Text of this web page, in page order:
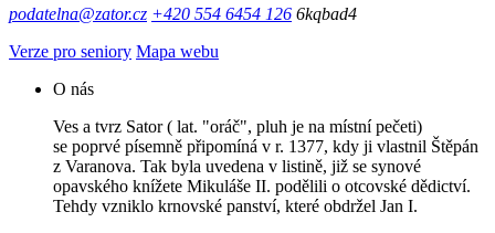
podatelna@zator.cz +420 554 6454 126 6kqbad4
Verze pro seniory Mapa webu
O nás
Ves a tvrz Sator ( lat. "oráč", pluh je na místní pečeti)
se poprvé písemně připomíná v r. 1377, kdy ji vlastnil Štěpán
z Varanova. Tak byla uvedena v listině, již se synové
opavského knížete Mikuláše II. podělili o otcovské dědictví.
Tehdy vzniklo krnovské panství, které obdržel Jan I.